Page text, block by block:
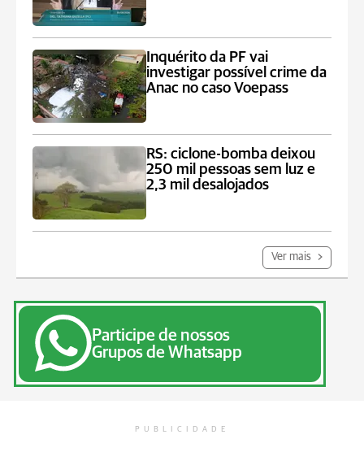
Inquérito da PF vai
investigar possível crime da
Anac no caso Voepass
RS: ciclone-bomba deixou
250 mil pessoas sem luz e
2,3 mil desalojados
Ver mais
Participe de nossos
Grupos de Whatsapp
PUBLICIDADE